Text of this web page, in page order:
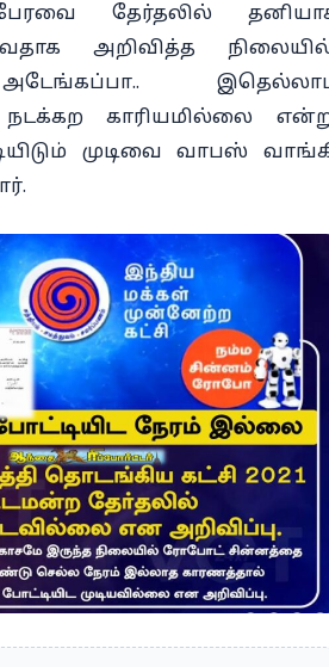
தேர்தலில்
அறிவித்த
காரியமில்லை
முடிவை வாபஸ்